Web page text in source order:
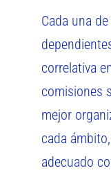
Cada una
correlativa
comisiones
mejor
cada
adecuado